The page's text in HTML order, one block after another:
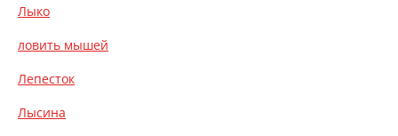
Лыко
ловить мышей
Лепесток
Лысина